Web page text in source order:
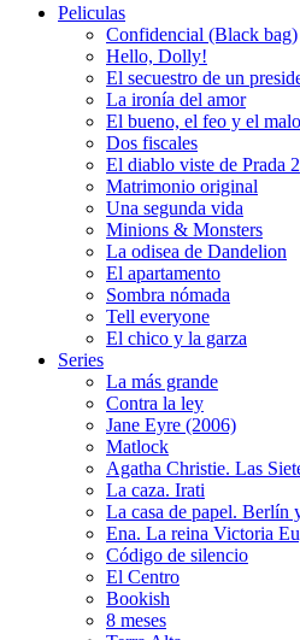
Peliculas
Confidencial (Black bag)
Hello, Dolly!
El secuestro de un
La ironía del amor
El bueno, el feo y el malo
Dos fiscales
El diablo viste de Prada 2
Matrimonio original
Una segunda vida
Minions & Monsters
La odisea de Dandelion
El apartamento
Sombra nómada
Tell everyone
El chico y la garza
Series
La más grande
Contra la ley
Jane Eyre (2006)
Matlock
Agatha Christie. Las
La caza. Irati
La casa de papel. Berlín
Ena. La reina Victoria
Código de silencio
El Centro
Bookish
8 meses